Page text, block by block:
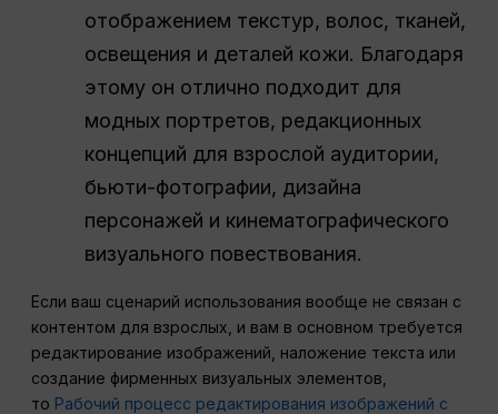
отображением текстур, волос, тканей,
освещения и деталей кожи. Благодаря
этому он отлично подходит для
модных портретов, редакционных
концепций для взрослой аудитории,
бьюти-фотографии, дизайна
персонажей и кинематографического
визуального повествования.
Если ваш сценарий использования вообще не связан с
контентом для взрослых, и вам в основном требуется
редактирование изображений, наложение текста или
создание фирменных визуальных элементов,
то Рабочий процесс редактирования изображений с